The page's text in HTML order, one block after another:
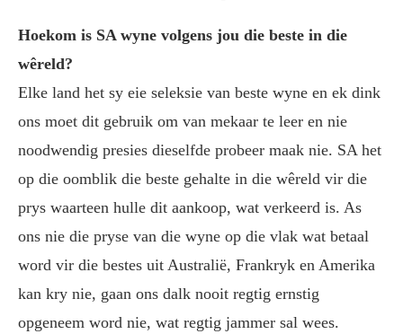
Hoekom is SA wyne volgens jou die beste in die
wêreld?
Elke land het sy eie seleksie van beste wyne en ek dink
ons moet dit gebruik om van mekaar te leer en nie
noodwendig presies dieselfde probeer maak nie. SA het
op die oomblik die beste gehalte in die wêreld vir die
prys waarteen hulle dit aankoop, wat verkeerd is. As
ons nie die pryse van die wyne op die vlak wat betaal
word vir die bestes uit Australië, Frankryk en Amerika
kan kry nie, gaan ons dalk nooit regtig ernstig
opgeneem word nie, wat regtig jammer sal wees.